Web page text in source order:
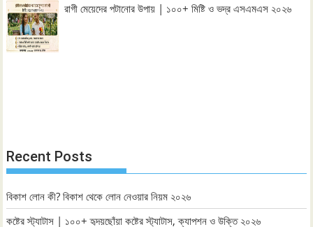
রাগী মেয়েদের পটানোর উপায় | ১০০+ মিষ্টি ও ভদ্র এসএমএস ২০২৬
Recent Posts
বিকাশ লোন কী? বিকাশ থেকে লোন নেওয়ার নিয়ম ২০২৬
কষ্টের স্ট্যাটাস | ১০০+ হৃদয়ছোঁয়া কষ্টের স্ট্যাটাস, ক্যাপশন ও উক্তি ২০২৬